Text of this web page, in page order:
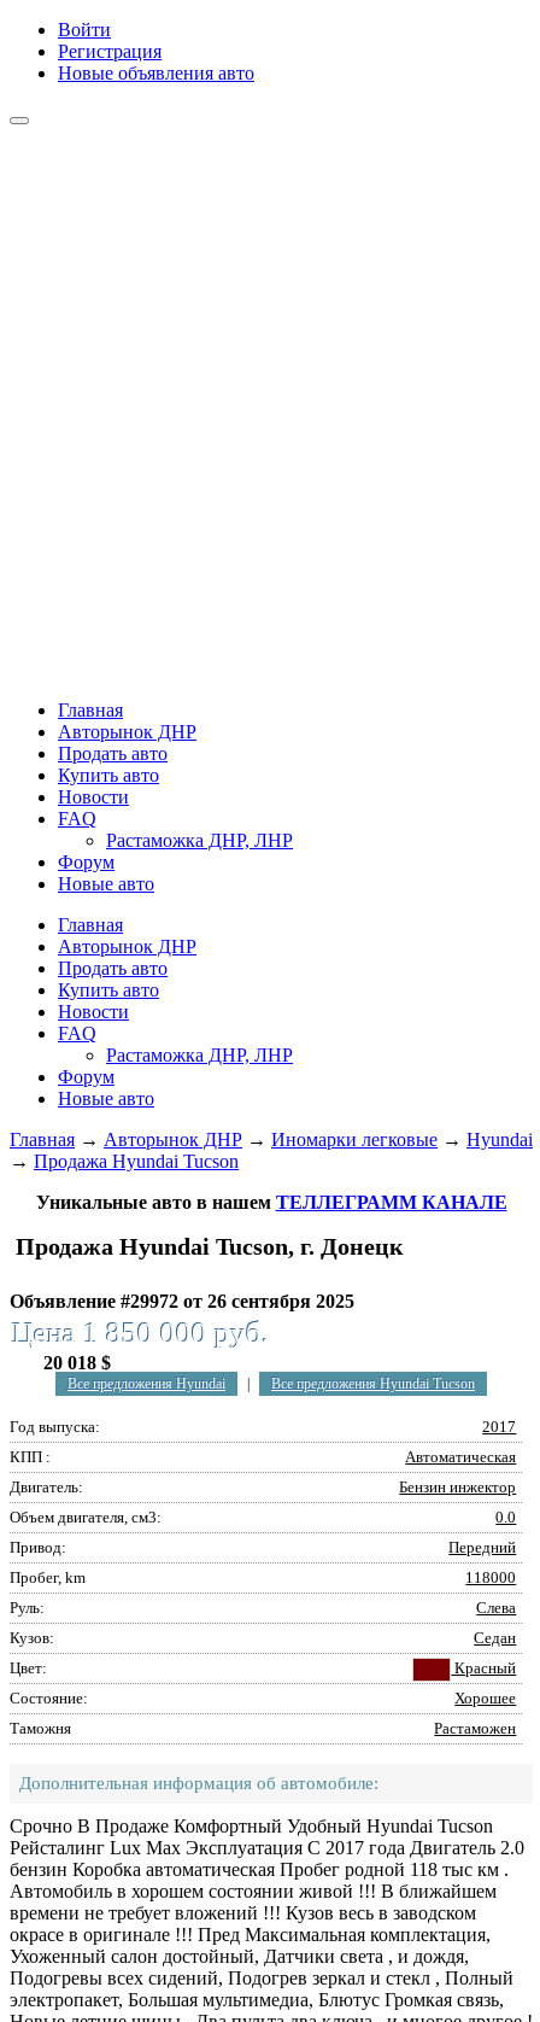
Войти
Регистрация
Новые объявления авто
Главная
Авторынок ДНР
Продать авто
Купить авто
Новости
FAQ
Растаможка ДНР, ЛНР
Форум
Новые авто
Главная
Авторынок ДНР
Продать авто
Купить авто
Новости
FAQ
Растаможка ДНР, ЛНР
Форум
Новые авто
Главная → Авторынок ДНР → Иномарки легковые → Hyundai
→ Продажа Hyundai Tucson
Уникальные авто в нашем ТЕЛЛЕГРАММ КАНАЛЕ
Продажа Hyundai Tucson, г. Донецк
Объявление #29972 от 26 сентября 2025
Цена 1 850 000 руб.
20 018 $
Все предложения Hyundai Все предложения Hyundai Tucson
Год выпуска:
2017
КПП :
Автоматическая
Двигатель:
Бензин инжектор
Объем двигателя, см3:
0.0
Привод:
Передний
Пробег, km
118000
Руль:
Слева
Кузов:
Седан
Цвет:
Красный
Состояние:
Хорошее
Таможня
Растаможен
Дополнительная информация об автомобиле:
Срочно В Продаже Комфортный Удобный Hyundai Tucson
Рейсталинг Lux Max Эксплуатация С 2017 года Двигатель 2.0
бензин Коробка автоматическая Пробег родной 118 тыс км .
Автомобиль в хорошем состоянии живой !!! В ближайшем
времени не требует вложений !!! Кузов весь в заводском
окрасе в оригинале !!! Пред Максимальная комплектация,
Ухоженный салон достойный, Датчики света , и дождя,
Подогревы всех сидений, Подогрев зеркал и стекл , Полный
электропакет, Большая мультимедиа, Блютус Громкая связь,